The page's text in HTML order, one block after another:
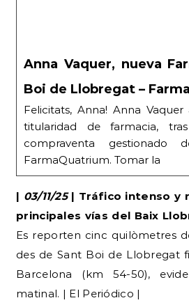
Anna Vaquer, nueva
Boi de Llobregat –
Felicitats, Anna! Anna
titularidad de farmacia,
compraventa
FarmaQuatrium. Tomar la
| 03/11/25| Tráfico intenso y
principales vías del Baix
Es reporten cinc quilòmetres
des de Sant Boi de Llobregat
Barcelona (km 54-50),
matinal. | El Periódico |